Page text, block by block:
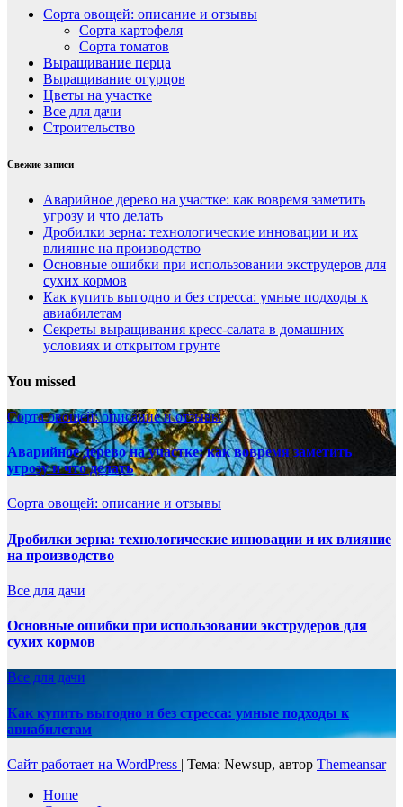
Сорта овощей: описание и отзывы
Сорта картофеля
Сорта томатов
Выращивание перца
Выращивание огурцов
Цветы на участке
Все для дачи
Строительство
Свежие записи
Аварийное дерево на участке: как вовремя заметить
угрозу и что делать
Дробилки зерна: технологические инновации и их
влияние на производство
Основные ошибки при использовании экструдеров для
сухих кормов
Как купить выгодно и без стресса: умные подходы к
авиабилетам
Секреты выращивания кресс-салата в домашних
условиях и открытом грунте
You missed
Сорта овощей: описание и отзывы
Аварийное дерево на участке: как вовремя заметить
угрозу и что делать
Сорта овощей: описание и отзывы
Дробилки зерна: технологические инновации и их влияние
на производство
Все для дачи
Основные ошибки при использовании экструдеров для
сухих кормов
Все для дачи
Как купить выгодно и без стресса: умные подходы к
авиабилетам
Сайт работает на WordPress | Тема: Newsup, автор Themeansar
Home